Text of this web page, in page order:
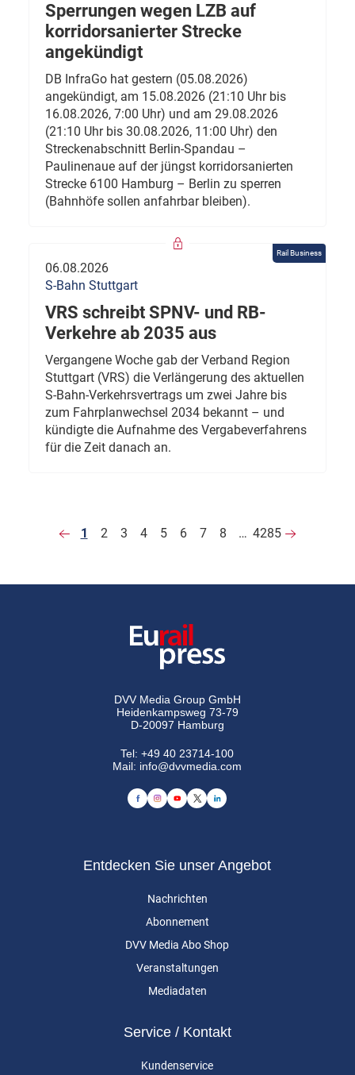
Sperrungen wegen LZB auf
korridorsanierter Strecke
angekündigt
DB InfraGo hat gestern (05.08.2026)
angekündigt, am 15.08.2026 (21:10 Uhr bis
16.08.2026, 7:00 Uhr) und am 29.08.2026
(21:10 Uhr bis 30.08.2026, 11:00 Uhr) den
Streckenabschnitt Berlin-Spandau –
Paulinenaue auf der jüngst korridorsanierten
Strecke 6100 Hamburg – Berlin zu sperren
(Bahnhöfe sollen anfahrbar bleiben).
Rail Business
06.08.2026
S-Bahn Stuttgart
VRS schreibt SPNV- und RB-
Verkehre ab 2035 aus
Vergangene Woche gab der Verband Region
Stuttgart (VRS) die Verlängerung des aktuellen
S-Bahn-Verkehrsvertrags um zwei Jahre bis
zum Fahrplanwechsel 2034 bekannt – und
kündigte die Aufnahme des Vergabeverfahrens
für die Zeit danach an.
1 2 3 4 5 6 7 8 … 4285
DVV Media Group GmbH
Heidenkampsweg 73-79
D-20097 Hamburg
Tel:+49 40 23714-100
Mail: info@dvvmedia.com
Entdecken Sie unser Angebot
Nachrichten
Abonnement
DVV Media Abo Shop
Veranstaltungen
Mediadaten
Service / Kontakt
Kundenservice